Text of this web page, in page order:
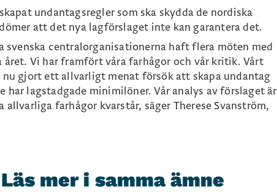
undantagsregler som ska skydda de nordiska
att det nya lagförslaget inte kan garantera det.
svenska centralorganisationerna haft flera möten med
året. Vi har framfört våra farhågor och vår kritik. Vårt
gjort ett allvarligt menat försök att skapa undantag
har lagstadgade minimilöner. Vår analys av förslaget är
farhågor kvarstår, säger Therese Svanström,
Läs mer i samma ämne